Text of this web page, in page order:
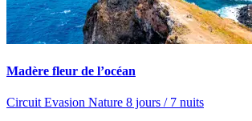
Madère fleur de l’océan
Circuit Evasion Nature 8 jours / 7 nuits